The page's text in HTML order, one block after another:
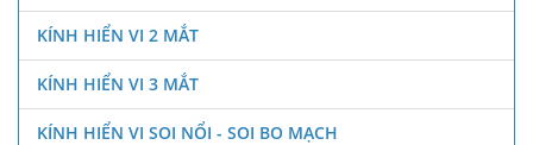
KÍNH HIỂN VI 2 MẮT
KÍNH HIỂN VI 3 MẮT
KÍNH HIỂN VI SOI NỔI - SOI BO MẠCH